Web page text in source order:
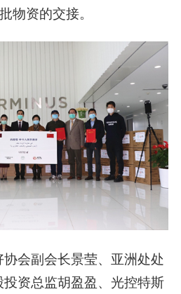
物资的交接。
协会副会长景莹、亚洲处处
投资总监胡盈盈、光控特斯